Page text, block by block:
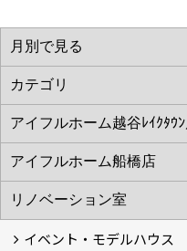
イベント・モデルハウス